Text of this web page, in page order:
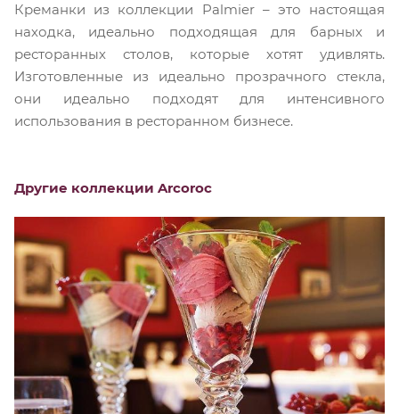
Креманки из коллекции Palmier – это настоящая
находка, идеально подходящая для барных и
ресторанных столов, которые хотят удивлять.
Изготовленные из идеально прозрачного стекла,
они идеально подходят для интенсивного
использования в ресторанном бизнесе.
Другие коллекции Arcoroc